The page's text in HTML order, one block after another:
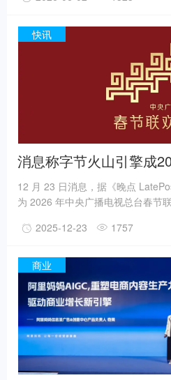
本身；而今年，它的叙事发生了
焦消费者体验、全场景连接和全链
快讯
消息称字节火山引擎成
云合作伙伴
12 月 23 日消息，据《晚点
为 2026 年中央广播电视总台春节
年，微信借助春晚带动了微信支付
宝、淘宝、京东、抖音、拼多多、
产品均与春晚有过深度合作。营销
与 2021 年两次成为春晚的独家互
2025-12-23 1757
商业